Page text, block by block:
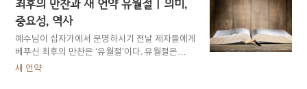
최후의 만찬과 새 언약 유월절 | 의미,
중요성, 역사
예수님이 십자가에서 운명하시기 전날 제자들에게
베푸신 최후의 만찬은 ‘유월절’이다. 유월절은
그리스도의 유언이자, 영생의 약속이 담긴 진리다.
새 언약